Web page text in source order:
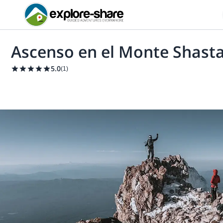
Ascenso en el Monte
5.0(1)